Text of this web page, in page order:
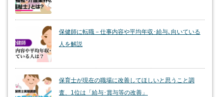
保健師に転職－仕事内容や平均年収･給与､向いている
人を解説
保育士が現在の職場に改善してほしいと思うこと調
査、1位は「給与･賞与等の改善」